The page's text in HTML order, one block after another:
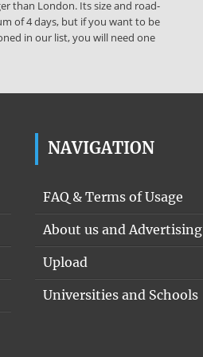
than London. Its size and road-
of 4 days, but if you want to be
in our list, you will need one
NAVIGATION
FAQ & Terms of Usage
About us and Advertising
Upload
Universities and Schools